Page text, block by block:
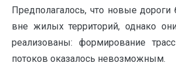
Предполагалось, что новые дороги
вне жилых территорий, однако
реализованы: формирование
потоков оказалось невозможным.